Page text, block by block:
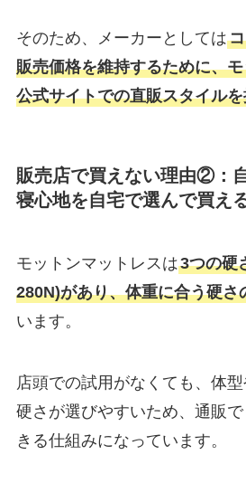
そのため、メーカーとしては
販売価格を維持するために、
公式サイトでの直販スタイル
販売店で買えない理由②：
寝心地を自宅で選んで買え
モットンマットレスは3つの硬
280N)があり、体重に合う硬さ
います。
店頭での試用がなくても、体
硬さが選びやすいため、通販
きる仕組みになっています。